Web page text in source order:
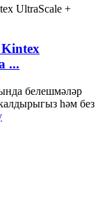
...
белешмәләр
һәм без